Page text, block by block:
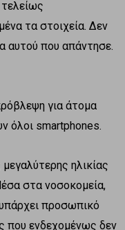
τα στοιχεία. Δεν
αυτού που απάντησε.
για άτομα
όλοι smartphones.
ηλικίας
στα νοσοκομεία,
προσωπικό
που ενδεχομένως δεν